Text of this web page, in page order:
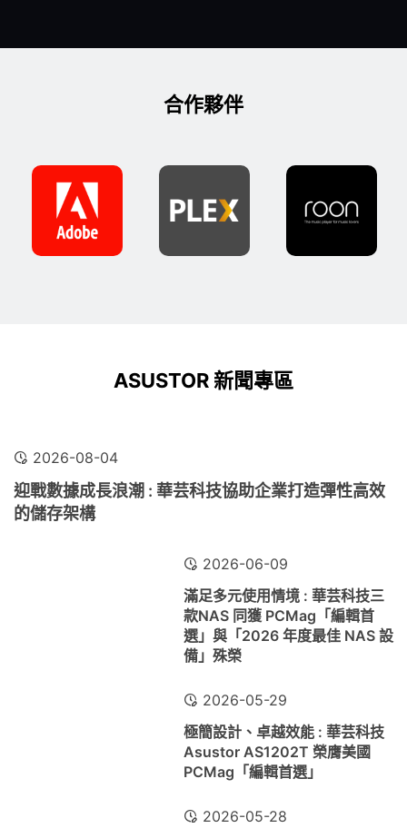
合作夥伴
ASUSTOR 新聞專區
2026-08-04
迎戰數據成長浪潮 : 華芸科技協助企業打造彈性高效
的儲存架構
2026-06-09
滿足多元使用情境 : 華芸科技三
款NAS 同獲 PCMag「編輯首
選」與「2026 年度最佳 NAS 設
備」殊榮
2026-05-29
極簡設計、卓越效能 : 華芸科技
Asustor AS1202T 榮膺美國
PCMag「編輯首選」
2026-05-28